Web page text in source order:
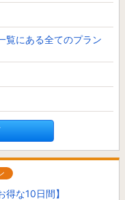
覧にある全てのプラン
な10日間】